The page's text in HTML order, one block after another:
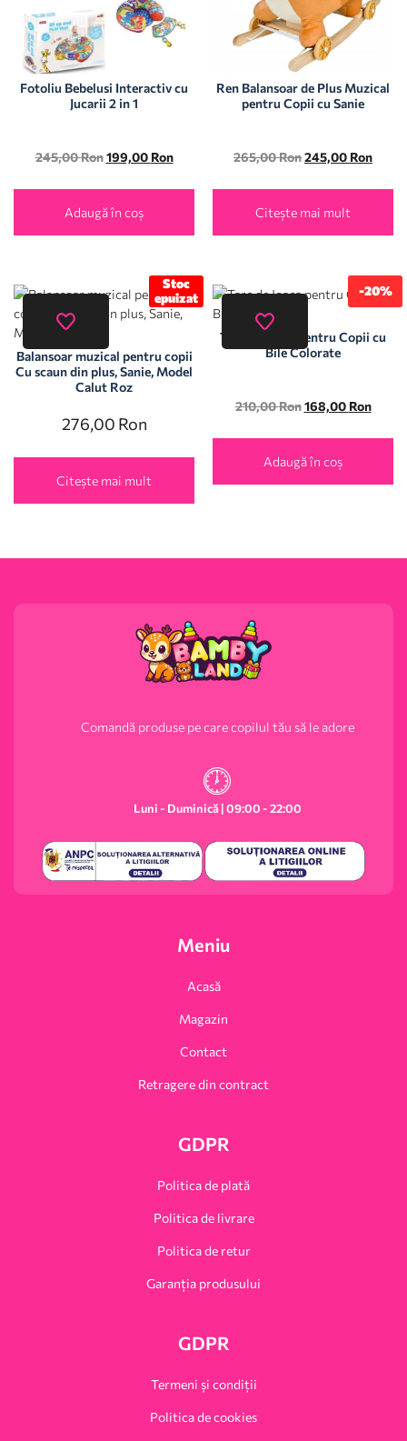
Fotoliu Bebelusi Interactiv cu
Jucarii 2 in 1
245,00Ron 199,00 Ron
Adaugă în coș
Ren Balansoar de Plus Muzical
pentru Copii cu Sanie
265,00Ron245,00 Ron
Citește mai mult
Stoc
epuizat
Balansoar muzical pentru copii
Cu scaun din plus, Sanie, Model
Calut Roz
276,00 Ron
Citește mai mult
-20%
Tarc de Joaca pentru Copii cu
Bile Colorate
210,00Ron 168,00 Ron
Adaugă în coș
Comandă produse pe care copilul tău să le adore
Luni - Duminică | 09:00 - 22:00
Meniu
Acasă
Magazin
Contact
Retragere din contract
GDPR
Politica de plată
Politica de livrare
Politica de retur
Garanția produsului
GDPR
Termeni și condiții
Politica de cookies